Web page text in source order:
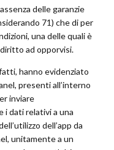
delle garanzie
71) che di per
una delle quali è
ad opporvisi.
hanno evidenziato
presenti all’interno
inviare
i dati relativi a una
dell’app da
unitamente a un